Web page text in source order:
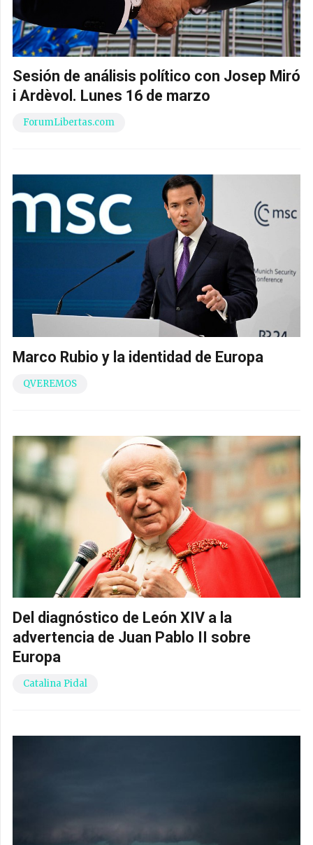
Sesión de análisis político con Josep Miró
i Ardèvol. Lunes 16 de marzo
ForumLibertas.com
Marco Rubio y la identidad de Europa
QVEREMOS
Del diagnóstico de León XIV a la
advertencia de Juan Pablo II sobre
Europa
Catalina Pidal